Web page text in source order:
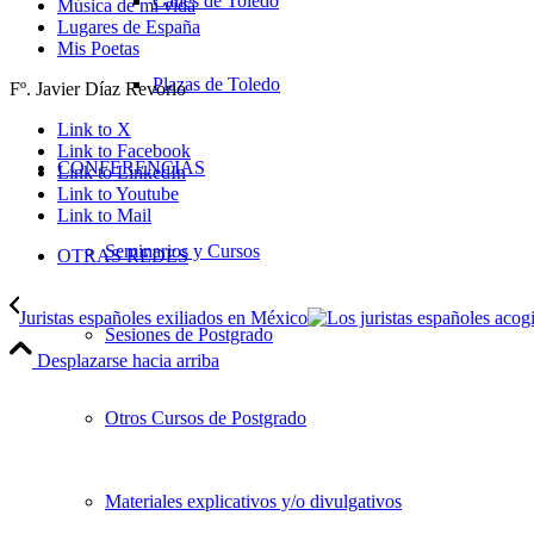
Plazas de Toledo
CONFERENCIAS
Seminarios y Cursos
Sesiones de Postgrado
Otros Cursos de Postgrado
Materiales explicativos y/o divulgativos
Música de mi vida
Lugares de España
Mis Poetas
Fº. Javier Díaz Revorio
Link to X
Link to Facebook
Link to LinkedIn
Link to Youtube
Link to Mail
OTRAS REDES
Juristas españoles exiliados en México
Desplazarse hacia arriba